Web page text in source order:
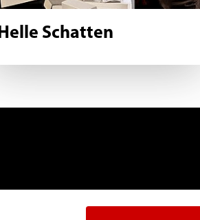
Helle Schatten
Datenschutz|